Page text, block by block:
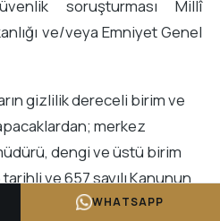
soruşturması Millî
ve/veya Emniyet Genel
gizlilik dereceli birim ve
merkez
dengi ve üstü birim
ve 657 sayılı Kanunun
Hükümler” bölümünün
WHATSAPP